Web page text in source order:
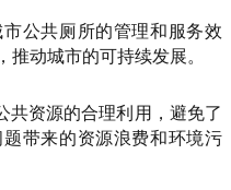
公共厕所的管理和服务效
动城市的可持续发展。
共资源的合理利用，避免了
带来的资源浪费和环境污